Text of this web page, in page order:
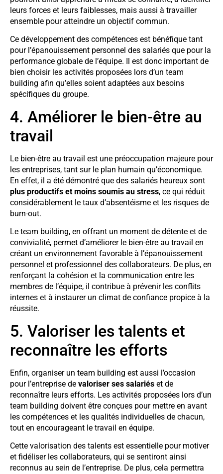
leurs forces et leurs faiblesses, mais aussi à travailler
ensemble pour atteindre un objectif commun.
Ce développement des compétences est bénéfique tant
pour l’épanouissement personnel des salariés que pour la
performance globale de l’équipe. Il est donc important de
bien choisir les activités proposées lors d’un team
building afin qu’elles soient adaptées aux besoins
spécifiques du groupe.
4. Améliorer le bien-être au
travail
Le bien-être au travail est une préoccupation majeure pour
les entreprises, tant sur le plan humain qu’économique.
En effet, il a été démontré que des salariés heureux sont
plus productifs et moins soumis au stress, ce qui réduit
considérablement le taux d’absentéisme et les risques de
burn-out.
Le team building, en offrant un moment de détente et de
convivialité, permet d’améliorer le bien-être au travail en
créant un environnement favorable à l’épanouissement
personnel et professionnel des collaborateurs. De plus, en
renforçant la cohésion et la communication entre les
membres de l’équipe, il contribue à prévenir les conflits
internes et à instaurer un climat de confiance propice à la
réussite.
5. Valoriser les talents et
reconnaître les efforts
Enfin, organiser un team building est aussi l’occasion
pour l’entreprise de valoriser ses salariés et de
reconnaître leurs efforts. Les activités proposées lors d’un
team building doivent être conçues pour mettre en avant
les compétences et les qualités individuelles de chacun,
tout en encourageant le travail en équipe.
Cette valorisation des talents est essentielle pour motiver
et fidéliser les collaborateurs, qui se sentiront ainsi
reconnus au sein de l’entreprise. De plus, cela permettra